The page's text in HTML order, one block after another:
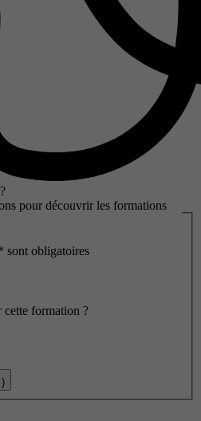
pour découvrir les formations
sont obligatoires
cette formation ?
)